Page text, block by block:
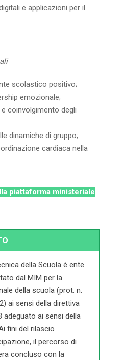
e applicazioni per il
scolastico positivo;
emozionale;
coinvolgimento degli
dinamiche di gruppo;
cardiaca nella
piattaforma ministeriale
della Scuola è ente
dal MIM per la
della scuola (prot. n.
ai sensi della direttiva
adeguato ai sensi della
fini del rilascio
il percorso di
concluso con la